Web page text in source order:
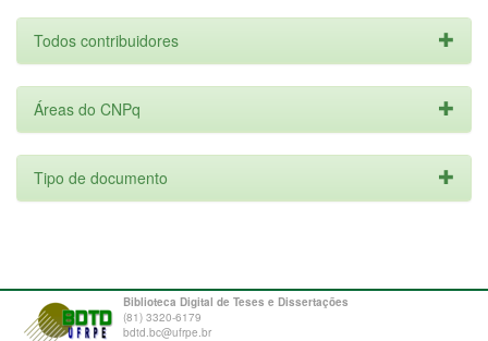
Todos contribuidores
Áreas do CNPq
Tipo de documento
Biblioteca Digital de Teses e Dissertações
(81) 3320-6179
bdtd.bc@ufrpe.br